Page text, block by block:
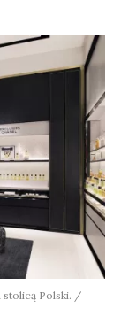
stolicą Polski. /